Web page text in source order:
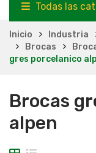
Todas las
Inicio Industria
Brocas
gres porcelanico
Brocas
alpen